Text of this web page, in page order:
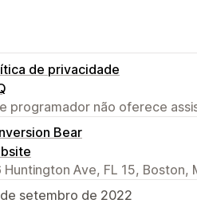
de privacidade
programador não oferece
Bear
Huntington Ave, FL 15, Boston,
setembro de 2022